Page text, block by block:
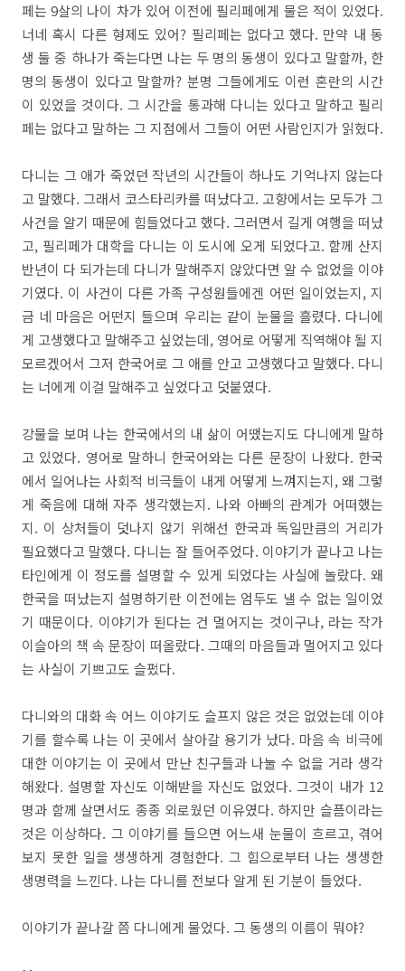
페는 9살의 나이 차가 있어 이전에 필리페에게 물은 적이 있었다.
너네 혹시 다른 형제도 있어? 필리페는 없다고 했다. 만약 내 동
생 둘 중 하나가 죽는다면 나는 두 명의 동생이 있다고 말할까, 한
명의 동생이 있다고 말할까? 분명 그들에게도 이런 혼란의 시간
이 있었을 것이다. 그 시간을 통과해 다니는 있다고 말하고 필리
페는 없다고 말하는 그 지점에서 그들이 어떤 사람인지가 읽혔다.
다니는 그 애가 죽었던 작년의 시간들이 하나도 기억나지 않는다
고 말했다. 그래서 코스타리카를 떠났다고. 고향에서는 모두가 그
사건을 알기 때문에 힘들었다고 했다. 그러면서 길게 여행을 떠났
고, 필리페가 대학을 다니는 이 도시에 오게 되었다고. 함께 산지
반년이 다 되가는데 다니가 말해주지 않았다면 알 수 없었을 이야
기였다. 이 사건이 다른 가족 구성원들에겐 어떤 일이었는지, 지
금 네 마음은 어떤지 들으며 우리는 같이 눈물을 흘렸다. 다니에
게 고생했다고 말해주고 싶었는데, 영어로 어떻게 직역해야 될 지
모르겠어서 그저 한국어로 그 애를 안고 고생했다고 말했다. 다니
는 너에게 이걸 말해주고 싶었다고 덧붙였다.
강물을 보며 나는 한국에서의 내 삶이 어땠는지도 다니에게 말하
고 있었다. 영어로 말하니 한국어와는 다른 문장이 나왔다. 한국
에서 일어나는 사회적 비극들이 내게 어떻게 느껴지는지, 왜 그렇
게 죽음에 대해 자주 생각했는지. 나와 아빠의 관계가 어떠했는
지. 이 상처들이 덧나지 않기 위해선 한국과 독일만큼의 거리가
필요했다고 말했다. 다니는 잘 들어주었다. 이야기가 끝나고 나는
타인에게 이 정도를 설명할 수 있게 되었다는 사실에 놀랐다. 왜
한국을 떠났는지 설명하기란 이전에는 엄두도 낼 수 없는 일이었
기 때문이다. 이야기가 된다는 건 멀어지는 것이구나, 라는 작가
이슬아의 책 속 문장이 떠올랐다. 그때의 마음들과 멀어지고 있다
는 사실이 기쁘고도 슬펐다.
다니와의 대화 속 어느 이야기도 슬프지 않은 것은 없었는데 이야
기를 할수록 나는 이 곳에서 살아갈 용기가 났다. 마음 속 비극에
대한 이야기는 이 곳에서 만난 친구들과 나눌 수 없을 거라 생각
해왔다. 설명할 자신도 이해받을 자신도 없었다. 그것이 내가 12
명과 함께 살면서도 종종 외로웠던 이유였다. 하지만 슬픔이라는
것은 이상하다. 그 이야기를 들으면 어느새 눈물이 흐르고, 겪어
보지 못한 일을 생생하게 경험한다. 그 힘으로부터 나는 생생한
생명력을 느낀다. 나는 다니를 전보다 알게 된 기분이 들었다.
이야기가 끝나갈 쯤 다니에게 물었다. 그 동생의 이름이 뭐야?